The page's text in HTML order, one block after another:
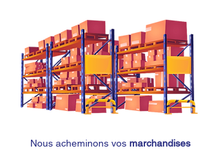
Nous acheminons vos marchandises